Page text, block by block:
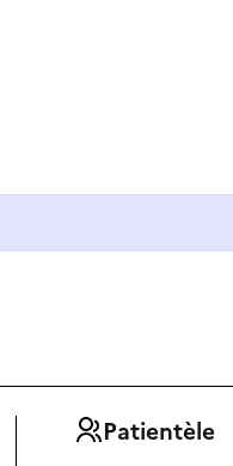
Patientèle